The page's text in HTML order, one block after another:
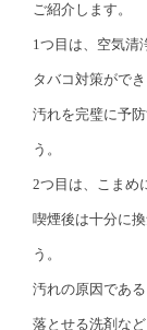
ご紹介します。
1つ目は、空気清
タバコ対策がで
汚れを完璧に予
う。
2つ目は、こまめ
喫煙後は十分に
う。
汚れの原因であ
落とせる洗剤な